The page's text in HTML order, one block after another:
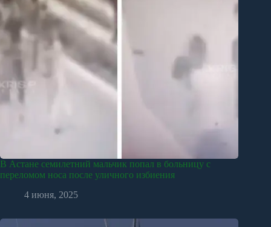
В Астане семилетний мальчик попал в больницу с
переломом носа после уличного избиения
4 июня, 2025